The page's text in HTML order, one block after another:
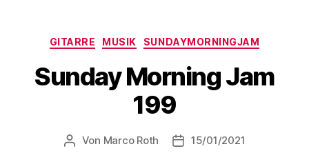
Kategorien
GITARRE MUSIK SUNDAYMORNINGJAM
Sunday Morning Jam
199
Beitragsautor
Von Marco Roth Veröffentlichungsdatum
15/01/2021